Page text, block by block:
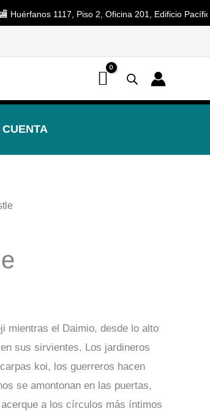
1117, Piso 2, Oficina 201, Edificio Pacífico.
CUENTA
mientras el Daimio, desde lo alto
sus sirvientes. Los jardineros
koi, los guerreros hacen
se amontonan en las puertas,
a los círculos más íntimos
📢 ¡OFERTAS! 🔥